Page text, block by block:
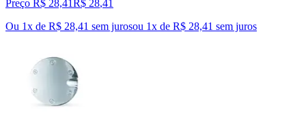
Preço R$ 28,41R$ 28,41
Ou 1x de R$ 28,41 sem jurosou 1x de R$ 28,41 sem juros